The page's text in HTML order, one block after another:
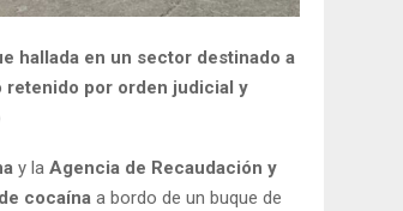
hallada en un sector destinado a
retenido por orden judicial y
y la Agencia de Recaudación y
cocaína a bordo de un buque de